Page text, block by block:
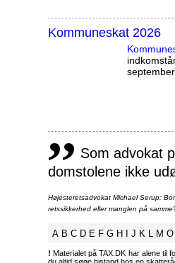
Kommuneskat 2026
,, Som advokat
domstolene ikke
Højesteretsadvokat Michael Serup:
retssikkerhed eller manglen på
A B C D E F G H J K M O
! Materialet på TAX.DK har alene til